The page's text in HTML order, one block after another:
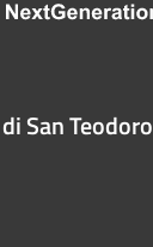
San Teodoro